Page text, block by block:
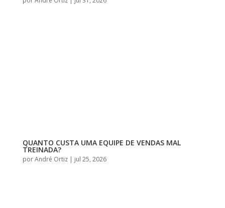
QUANTO CUSTA UMA EQUIPE DE VENDAS MAL
TREINADA?
porAndré Ortiz| jul 25, 2026